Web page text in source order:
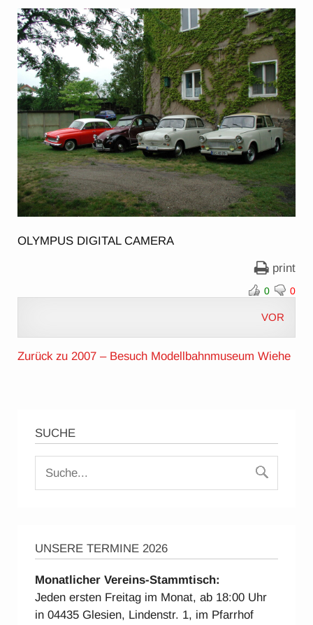
OLYMPUS DIGITAL CAMERA
print
0 0
VOR
Zurück zu 2007 – Besuch Modellbahnmuseum Wiehe
SUCHE
UNSERE TERMINE 2026
Monatlicher Vereins-Stammtisch:
Jeden ersten Freitag im Monat, ab 18:00 Uhr
in 04435 Glesien, Lindenstr. 1, im Pfarrhof